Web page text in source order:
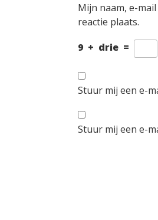
Mijn naam, e-
reactie plaats.
9 + drie =
Stuur mij een e-
Stuur mij een e-